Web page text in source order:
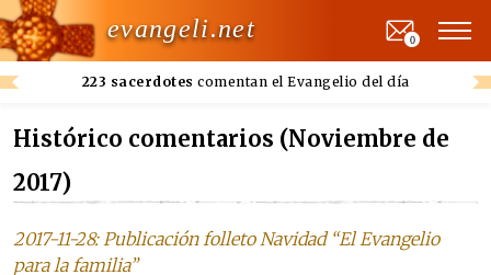
evangeli.net
223 sacerdotes comentan el Evangelio del día
0
Histórico comentarios (Noviembre de
2017)
2017-11-28: Publicación folleto Navidad “El Evangelio
para la familia”